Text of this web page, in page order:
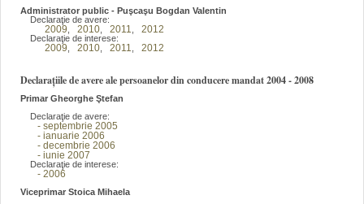
Administrator public - Puşcaşu Bogdan Valentin
Declaraţie de avere:
2009 2010 2011 2012
Declaraţie de interese:
2009 2010 2011 2012
Declarațiile de avere ale persoanelor din conducere mandat 2004 - 2008
Primar Gheorghe Ştefan
Declaraţie de avere:
- septembrie 2005
- ianuarie 2006
- decembrie 2006
- iunie 2007
Declaraţie de interese:
- 2006
Viceprimar Stoica Mihaela